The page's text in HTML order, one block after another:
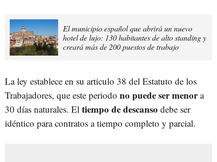
El municipio español que abrirá un nuevo
hotel de lujo: 130 habitantes de alto standing y
creará más de 200 puestos de trabajo
La ley establece en su articulo 38 del Estatuto de los
Trabajadores, que este periodo no puedeser menora
30 días naturales. El tiempo de descanso debe ser
idéntico para contratos a tiempo completo y parcial.